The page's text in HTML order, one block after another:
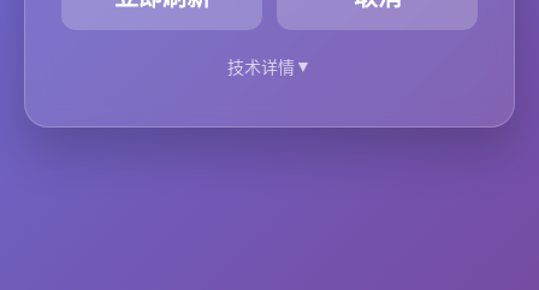
技术详情▼